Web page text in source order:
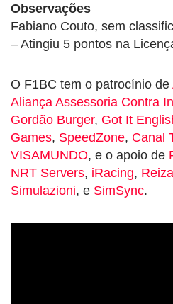
Observações
Fabiano Couto, sem
– Atingiu 5 pontos na
O F1BC tem o patrocínio de
Aliança Assessoria Contra
Gordão Burger, Got It
Games, SpeedZone, Canal
VISAMUNDO, e o apoio de
NRT Servers, iRacing,
Simulazioni, e SimSync.